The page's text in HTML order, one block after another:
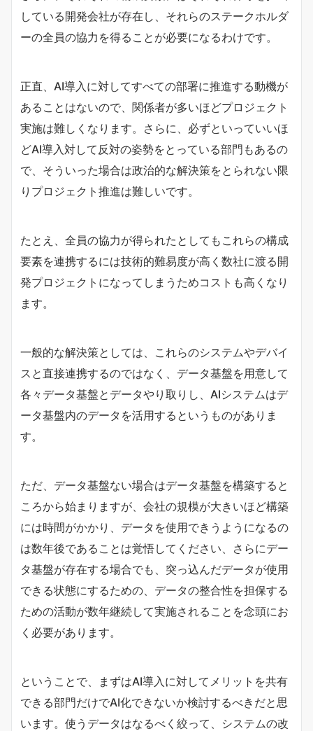
している開発会社が存在し、それらのステークホルダ
ーの全員の協力を得ることが必要になるわけです。
正直、AI導入に対してすべての部署に推進する動機が
あることはないので、関係者が多いほどプロジェクト
実施は難しくなります。さらに、必ずといっていいほ
どAI導入対して反対の姿勢をとっている部門もあるの
で、そういった場合は政治的な解決策をとられない限
りプロジェクト推進は難しいです。
たとえ、全員の協力が得られたとしてもこれらの構成
要素を連携するには技術的難易度が高く数社に渡る開
発プロジェクトになってしまうためコストも高くなり
ます。
一般的な解決策としては、これらのシステムやデバイ
スと直接連携するのではなく、データ基盤を用意して
各々データ基盤とデータやり取りし、AIシステムはデ
ータ基盤内のデータを活用するというものがありま
す。
ただ、データ基盤ない場合はデータ基盤を構築すると
ころから始まりますが、会社の規模が大きいほど構築
には時間がかかり、データを使用できうようになるの
は数年後であることは覚悟してください、さらにデー
タ基盤が存在する場合でも、突っ込んだデータが使用
できる状態にするための、データの整合性を担保する
ための活動が数年継続して実施されることを念頭にお
く必要があります。
ということで、まずはAI導入に対してメリットを共有
できる部門だけでAI化できないか検討するべきだと思
います。使うデータはなるべく絞って、システムの改